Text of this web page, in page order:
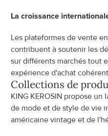
La croissance
Les plateformes de vente
contribuent à soutenir les
sur différents marchés tout
expérience d'achat
Collections de
KING KEROSIN propose
de mode et de style de vie
américaine vintage et de